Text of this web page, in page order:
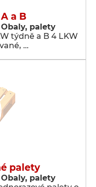
a B
palety
týdně a B 4 LKW
…
palety
palety